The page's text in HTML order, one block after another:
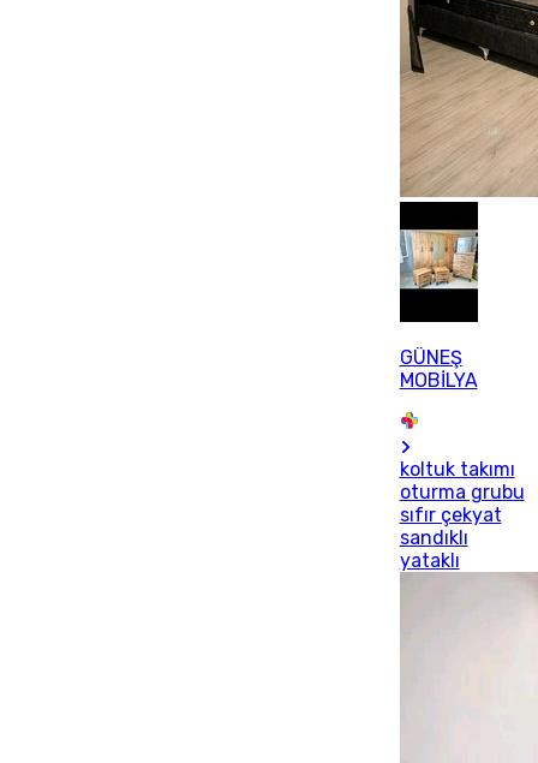
GÜNEŞ
MOBİLYA
koltuk takımı
oturma grubu
sıfır çekyat
sandıklı
yataklı